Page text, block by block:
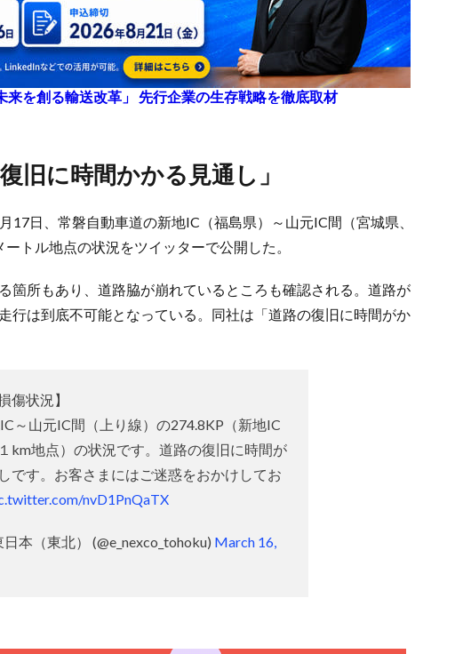
来を創る輸送改革」 先行企業の生存戦略を徹底取材
旧に時間かかる見通し」
17日、常磐自動車道の新地IC（福島県）～山元IC間（宮城県、
トル地点の状況をツイッターで公開した。
箇所もあり、道路脇が崩れているところも確認される。道路が
行は到底不可能となっている。同社は「道路の復旧に時間がか
傷状況】
～山元IC間（上り線）の274.8KP（新地IC
km地点）の状況です。道路の復旧に時間が
です。お客さまにはご迷惑をおかけしてお
nvD1PnQaTX
本（東北） (@e_nexco_tohoku) March 16,